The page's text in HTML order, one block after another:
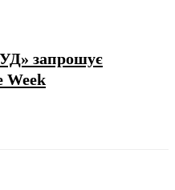
запрошує
Week